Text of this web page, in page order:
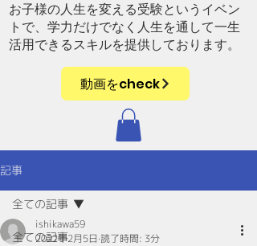
お子様の人生を変える受験というイベン
トで、学力だけでなく人生を通して一生
活用できるスキルを提供しております。
動画をcheck
記事
全ての記事
全ての記事
ishikawa59
2022年2月5日 読了時間: 3分